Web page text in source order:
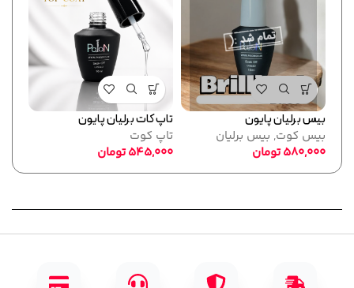
بیس برلیان پایون
بیس کوت, بیس برلیان
580,000تومان
تاپ کات برلیان پایون
تاپ کوت
545,000تومان